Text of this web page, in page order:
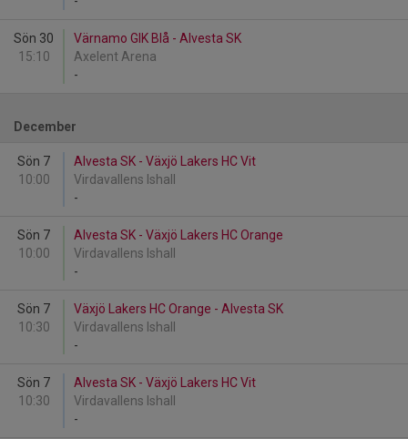
Sön 30
15:10
Värnamo GIK Blå - Alvesta SK
Axelent Arena
-
December
Sön 7
10:00
Alvesta SK - Växjö Lakers HC Vit
Virdavallens Ishall
-
Sön 7
10:00
Alvesta SK - Växjö Lakers HC Orange
Virdavallens Ishall
-
Sön 7
10:30
Växjö Lakers HC Orange - Alvesta SK
Virdavallens Ishall
-
Sön 7
10:30
Alvesta SK - Växjö Lakers HC Vit
Virdavallens Ishall
-